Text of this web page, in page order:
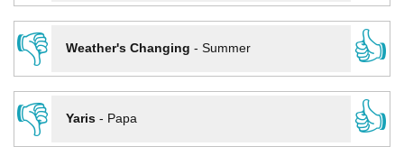
👎
Weather's Changing - Summer
👍
👎
Yaris- Papa 👍